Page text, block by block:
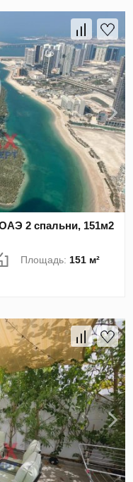
2 спальни, 151м2
Площадь: 151 м²